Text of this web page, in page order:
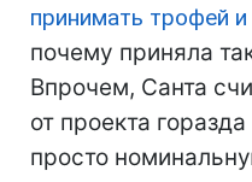
принимать трофей
почему приняла
Впрочем, Санта
от проекта
просто